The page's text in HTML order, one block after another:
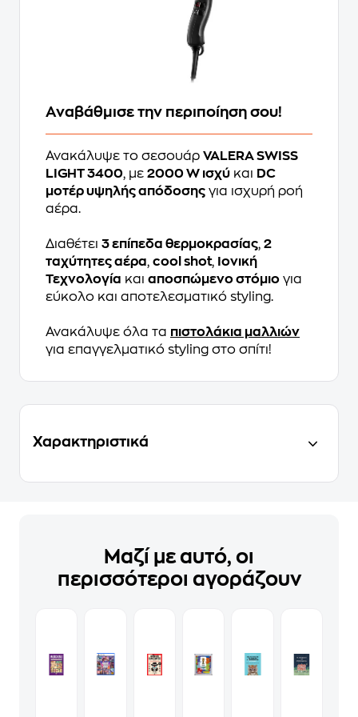
Αναβάθμισε την περιποίηση σου!
Ανακάλυψε το σεσουάρ VALERA SWISS
LIGHT 3400, με 2000 W ισχύ και DC
μοτέρ υψηλής απόδοσης για ισχυρή ροή
αέρα.
Διαθέτει 3 επίπεδα θερμοκρασίας, 2
ταχύτητες αέρα, cool shot, Ιονική
Τεχνολογία και αποσπώμενο στόμιο για
εύκολο και αποτελεσματικό styling.
Ανακάλυψε όλα τα πιστολάκια μαλλιών
για επαγγελματικό styling στο σπίτι!
Χαρακτηριστικά
Μαζί με αυτό, οι
περισσότεροι αγοράζουν